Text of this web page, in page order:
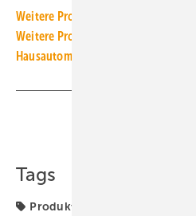
Weitere Produkt-Meldungen zum
Weitere Produkt-Meldungen zum
Hausautomation
Tags
Produkte